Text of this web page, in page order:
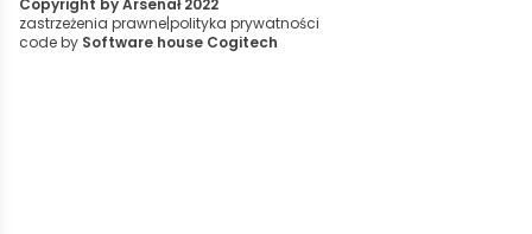
zastrzeżenia prawne|polityka prywatności
code by Software house Cogitech